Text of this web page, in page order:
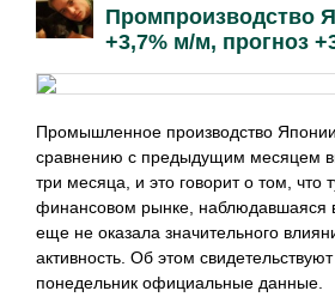
Промпроизводство
+3,7% м/м, прогноз
Промышленное производство
сравнению с предыдущим месяцем
три месяца, и это говорит о том, что
финансовом рынке, наблюдавшаяся
еще не оказала значительного
активность. Об этом
понедельник официальные данные.